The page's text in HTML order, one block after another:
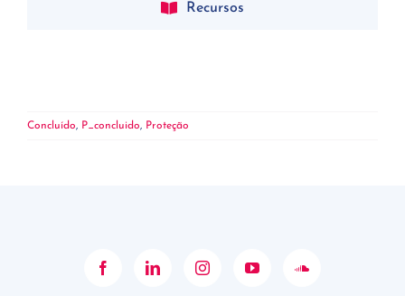
Recursos
Concluído, P_concluido, Proteção